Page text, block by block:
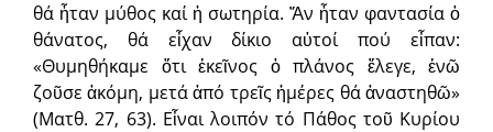
θά ἦταν μύθος καί ἡ σωτηρία. Ἄν ἦταν φαντασία ὁ
θάνατος, θά εἶχαν δίκιο αὐτοί πού εἶπαν:
«Θυμηθήκαμε ὅτι ἐκεῖνος ὁ πλάνος ἔλεγε, ἐνῶ
ζοῦσε ἀκόμη, μετά ἀπό τρεῖς ἡμέρες θά ἀναστηθῶ»
(Ματθ. 27, 63). Εἶναι λοιπόν τό Πάθος τοῦ Κυρίου